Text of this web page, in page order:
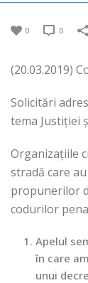
0 0
(20.03.2019)
Solicitări
tema Justiției
Organizațiile
stradă care
propunerilor
codurilor
Apelul
în care
unui